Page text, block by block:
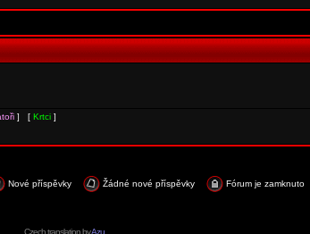
] [ Krtci ]
Nové příspěvky Žádné nové příspěvky Fórum je zamknuto
Czech translation byAzu